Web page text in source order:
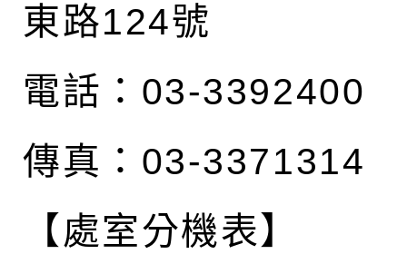
東路124號
電話：03-3392400
傳真：03-3371314
【處室分機表】